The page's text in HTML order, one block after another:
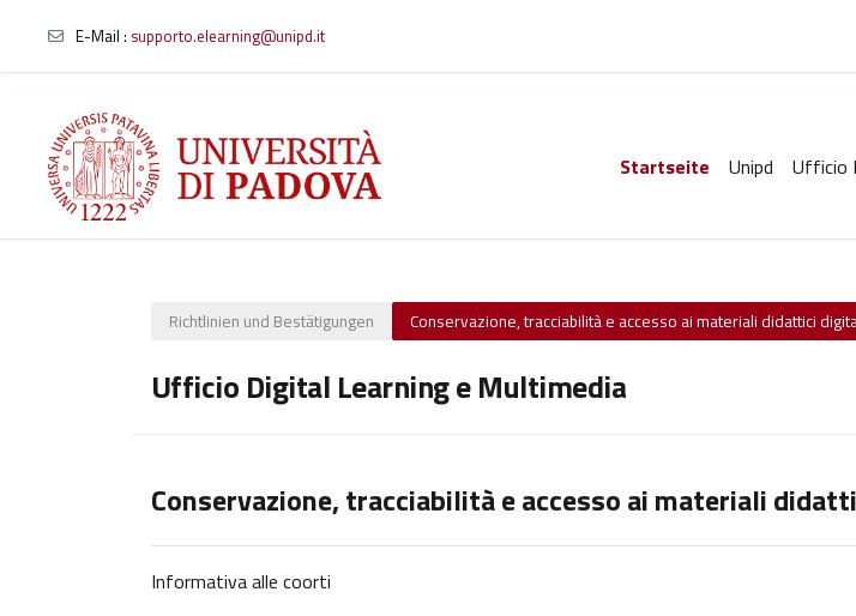
Zum Hauptinhalt
E-Mail : supporto.elearning@unipd.it
Startseite Unipd Ufficio
Richtlinien und Bestätigungen Conservazione, tracciabilità e accesso ai materiali didattici
Ufficio Digital Learning e Multimedia
Conservazione, tracciabilità e accesso ai materiali
Informativa alle coorti